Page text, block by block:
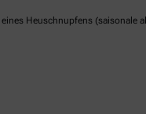
Heuschnupfens (saisonale